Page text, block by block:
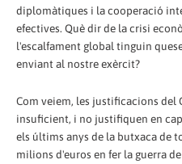
diplomàtiques i la cooperació
efectives. Què dir de la crisi
l'escalfament global tinguin
enviant al nostre exèrcit?
Com veiem, les justificacions del
insuficient, i no justifiquen en
els últims anys de la butxaca de
milions d'euros en fer la guerra